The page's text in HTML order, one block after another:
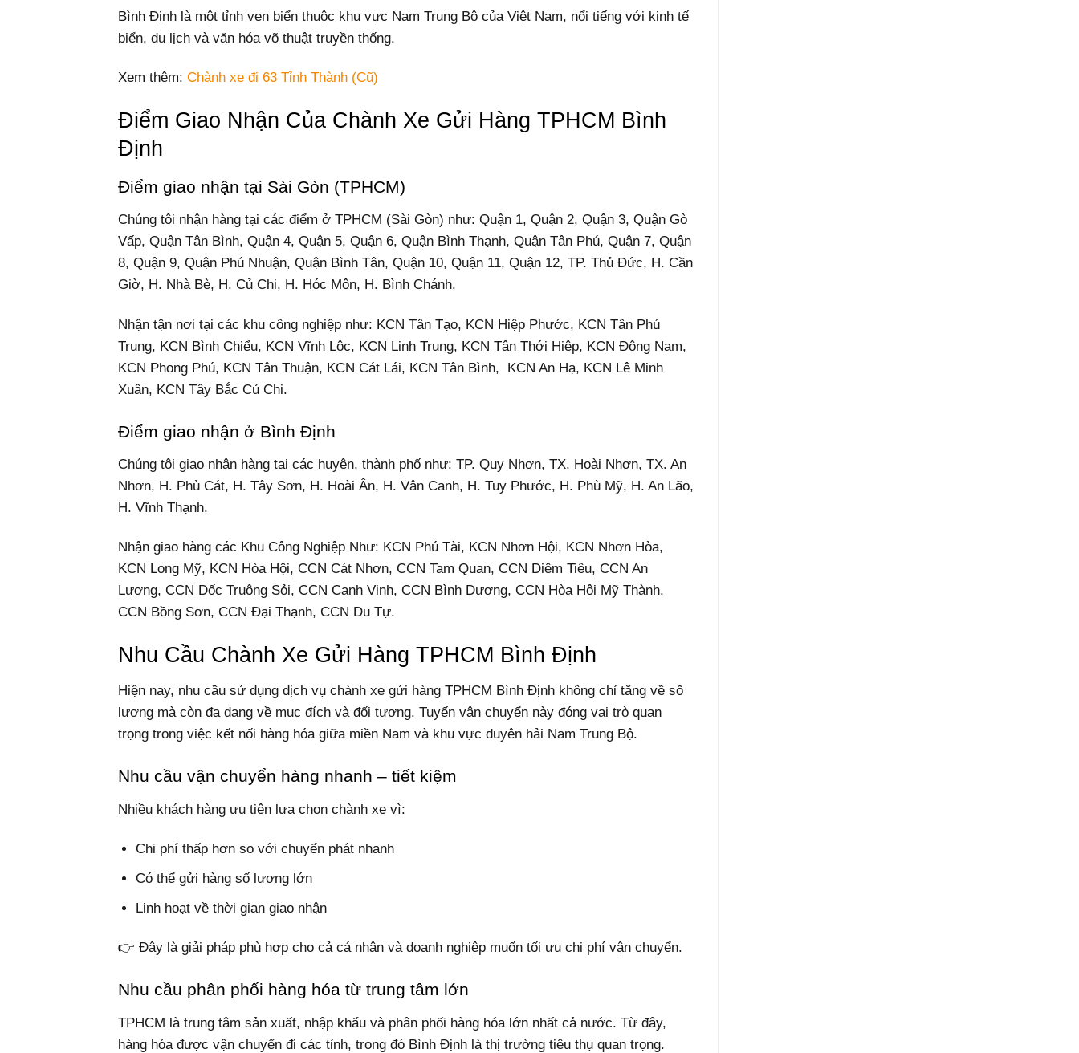
Bình Định là một tỉnh ven biển thuộc khu vực Nam Trung Bộ của Việt Nam, nổi tiếng với kinh tế
biển, du lịch và văn hóa võ thuật truyền thống.
Xem thêm: Chành xe đi 63 Tỉnh Thành (Cũ)
Điểm Giao Nhận Của Chành Xe Gửi Hàng TPHCM Bình
Định
Điểm giao nhận tại Sài Gòn (TPHCM)
Chúng tôi nhận hàng tại các điểm ở TPHCM (Sài Gòn) như: Quận 1, Quận 2, Quận 3, Quận Gò
Vấp, Quận Tân Bình, Quận 4, Quận 5, Quận 6, Quận Bình Thạnh, Quận Tân Phú, Quận 7, Quận
8, Quận 9, Quận Phú Nhuận, Quận Bình Tân, Quận 10, Quận 11, Quận 12, TP. Thủ Đức, H. Cần
Giờ, H. Nhà Bè, H. Củ Chi, H. Hóc Môn, H. Bình Chánh.
Nhận tận nơi tại các khu công nghiệp như: KCN Tân Tạo, KCN Hiệp Phước, KCN Tân Phú
Trung, KCN Bình Chiểu, KCN Vĩnh Lộc, KCN Linh Trung, KCN Tân Thới Hiệp, KCN Đông Nam,
KCN Phong Phú, KCN Tân Thuận, KCN Cát Lái, KCN Tân Bình, KCN An Hạ, KCN Lê Minh
Xuân, KCN Tây Bắc Củ Chi.
Điểm giao nhận ở Bình Định
Chúng tôi giao nhận hàng tại các huyện, thành phố như: TP. Quy Nhơn, TX. Hoài Nhơn, TX. An
Nhơn, H. Phù Cát, H. Tây Sơn, H. Hoài Ân, H. Vân Canh, H. Tuy Phước, H. Phù Mỹ, H. An Lão,
H. Vĩnh Thạnh.
Nhận giao hàng các Khu Công Nghiệp Như: KCN Phú Tài, KCN Nhơn Hội, KCN Nhơn Hòa,
KCN Long Mỹ, KCN Hòa Hội, CCN Cát Nhơn, CCN Tam Quan, CCN Diêm Tiêu, CCN An
Lương, CCN Dốc Truông Sỏi, CCN Canh Vinh, CCN Bình Dương, CCN Hòa Hội Mỹ Thành,
CCN Bồng Sơn, CCN Đại Thạnh, CCN Du Tự.
Nhu Cầu Chành Xe Gửi Hàng TPHCM Bình Định
Hiện nay, nhu cầu sử dụng dịch vụ chành xe gửi hàng TPHCM Bình Định không chỉ tăng về số
lượng mà còn đa dạng về mục đích và đối tượng. Tuyến vận chuyển này đóng vai trò quan
trọng trong việc kết nối hàng hóa giữa miền Nam và khu vực duyên hải Nam Trung Bộ.
Nhu cầu vận chuyển hàng nhanh – tiết kiệm
Nhiều khách hàng ưu tiên lựa chọn chành xe vì:
Chi phí thấp hơn so với chuyển phát nhanh
Có thể gửi hàng số lượng lớn
Linh hoạt về thời gian giao nhận
👉 Đây là giải pháp phù hợp cho cả cá nhân và doanh nghiệp muốn tối ưu chi phí vận chuyển.
Nhu cầu phân phối hàng hóa từ trung tâm lớn
TPHCM là trung tâm sản xuất, nhập khẩu và phân phối hàng hóa lớn nhất cả nước. Từ đây,
hàng hóa được vận chuyển đi các tỉnh, trong đó Bình Định là thị trường tiêu thụ quan trọng.